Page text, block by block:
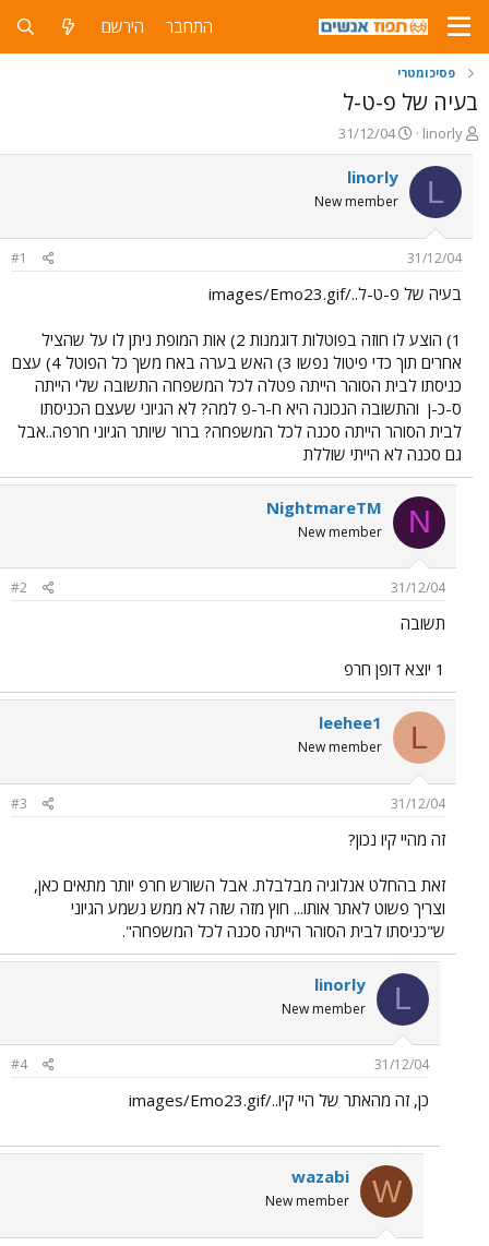
התחבר הירשם
פסיכומטרי
בעיה של פ-ט-ל
פ
ו
ת
ח
ה
ש
א
linorly
פ
ו
ר
ס
ם
ר
31/12/04
L
linorly
New member
31/12/04
#1
בעיה של פ-ט-ל../images/Emo23.gif
1) הוצע לו חוזה בפוטלות דוגמנות 2) אות המופת ניתן לו על שהציל
אחרים תוך כדי פיטול נפשו 3) האש בערה באח משך כל הפוטל 4) עצם
כניסתו לבית הסוהר הייתה פטלה לכל המשפחה התשובה שלי הייתה
ס-כ-ן והתשובה הנכונה היא ח-ר-פ למה? לא הגיוני שעצם הכניסתו
לבית הסוהר הייתה סכנה לכל המשפחה? ברור שיותר הגיוני חרפה..אבל
גם סכנה לא הייתי שוללת
N
NightmareTM
New member
31/12/04
#2
תשובה
1 יוצא דופן חרפ
L
leehee1
New member
31/12/04
#3
זה מהיי קיו נכון?
זאת בהחלט אנלוגיה מבלבלת. אבל השורש חרפ יותר מתאים כאן,
וצריך פשוט לאתר אותו... חוץ מזה שזה לא ממש נשמע הגיוני
ש"כניסתו לבית הסוהר הייתה סכנה לכל המשפחה".
L
linorly
New member
31/12/04
#4
כן, זה מהאתר של היי קיו../images/Emo23.gif
W
wazabi
New member